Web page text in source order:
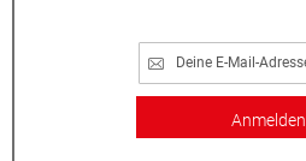
Anmelden